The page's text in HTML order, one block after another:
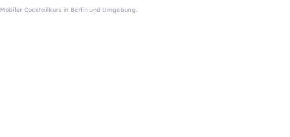
Mobiler Cocktailkurs in Berlin und Umgebung.